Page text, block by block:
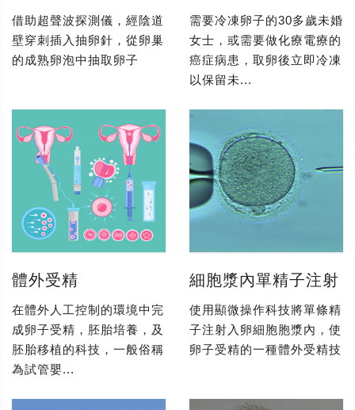
借助超聲波探測儀，經陰道
壁穿刺插入抽卵針，從卵巢
的成熟卵泡中抽取卵子
需要冷凍卵子的30多歲未婚
女士，或需要做化療電療的
癌症病患，取卵後立即冷凍
以保留未...
體外受精
在體外人工控制的環境中完
成卵子受精，胚胎培養，及
胚胎移植的科技，一般俗稱
為試管嬰...
細胞漿內單精子注射
使用顯微操作科技將單條精
子注射入卵細胞胞漿內，使
卵子受精的一種體外受精技